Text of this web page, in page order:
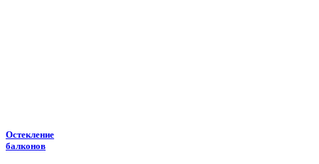
Остекление
балконов